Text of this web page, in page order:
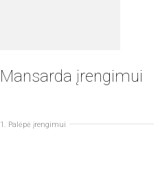
Mansarda įrengimui
1. Palėpė įrengimui